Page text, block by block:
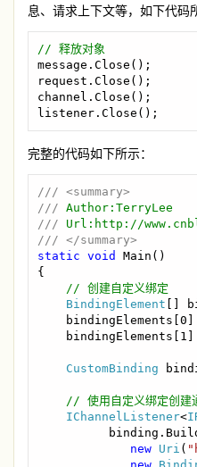
息、请求上下文等，如下代码
message.Close();
request.Close();
channel.Close();
listener.Close();
完整的代码如下所示：
/// <summary>
///
///
static void Main()
{
// 创建自定义绑定
BindingElement []
bindingElements[0]
bindingElements[1]
CustomBinding
// 使用自定义绑
IChannelListener<
new Uri (